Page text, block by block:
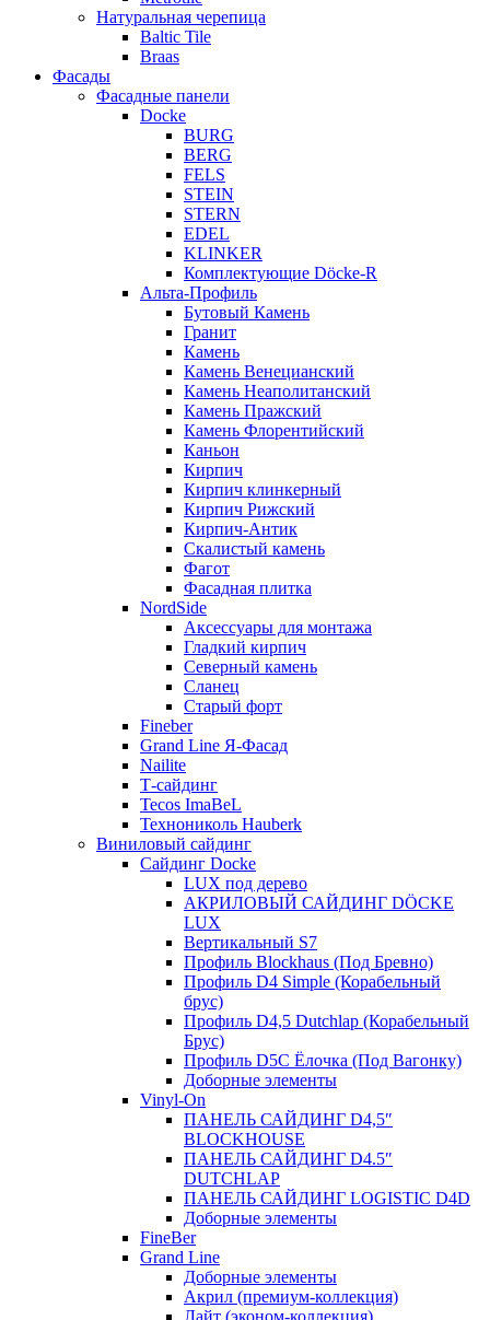
Натуральная черепица
Baltic Tile
Braas
Фасады
Фасадные панели
Docke
BURG
BERG
FELS
STEIN
STERN
EDEL
KLINKER
Комплектующие Döcke-R
Альта-Профиль
Бутовый Камень
Гранит
Камень
Камень Венецианский
Камень Неаполитанский
Камень Пражский
Камень Флорентийский
Каньон
Кирпич
Кирпич клинкерный
Кирпич Рижский
Кирпич-Антик
Скалистый камень
Фагот
Фасадная плитка
NordSide
Аксессуары для монтажа
Гладкий кирпич
Северный камень
Сланец
Старый форт
Fineber
Grand Line Я-Фасад
Nailite
Т-сайдинг
Tecos ImaBeL
Технониколь Hauberk
Виниловый сайдинг
Сайдинг Docke
LUX под дерево
АКРИЛОВЫЙ САЙДИНГ DÖCKE
LUX
Вертикальный S7
Профиль Blockhaus (Под Бревно)
Профиль D4 Simple (Корабельный
брус)
Профиль D4,5 Dutchlap (Корабельный
Брус)
Профиль D5C Ёлочка (Под Вагонку)
Доборные элементы
Vinyl-On
ПАНЕЛЬ САЙДИНГ D4,5″
BLOCKHOUSE
ПАНЕЛЬ САЙДИНГ D4.5″
DUTCHLAP
ПАНЕЛЬ САЙДИНГ LOGISTIC D4D
Доборные элементы
FineBer
Grand Line
Доборные элементы
Акрил (премиум-коллекция)
Лайт (эконом-коллекция)